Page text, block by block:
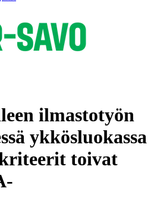
ilmastotyön
ykkösluokassa
toivat